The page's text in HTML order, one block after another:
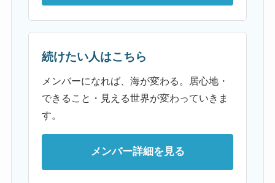
続けたい人はこちら
メンバーになれば、海が変わる。居心地・
できること・見える世界が変わっていきま
す。
メンバー詳細を見る